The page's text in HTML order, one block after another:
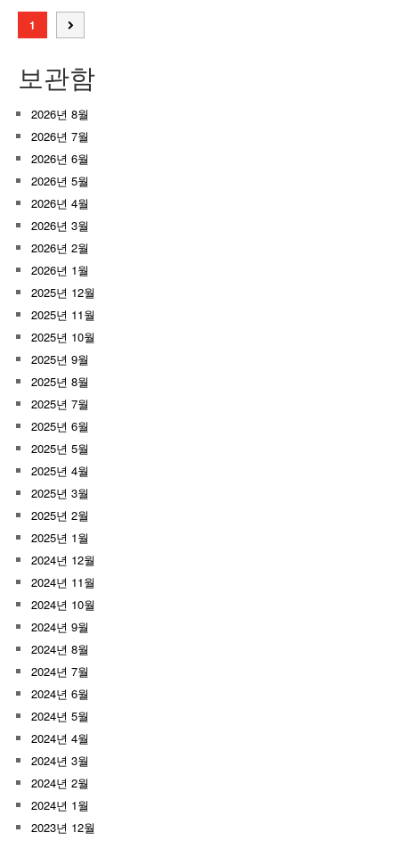
1
보관함
2026년 8월
2026년 7월
2026년 6월
2026년 5월
2026년 4월
2026년 3월
2026년 2월
2026년 1월
2025년 12월
2025년 11월
2025년 10월
2025년 9월
2025년 8월
2025년 7월
2025년 6월
2025년 5월
2025년 4월
2025년 3월
2025년 2월
2025년 1월
2024년 12월
2024년 11월
2024년 10월
2024년 9월
2024년 8월
2024년 7월
2024년 6월
2024년 5월
2024년 4월
2024년 3월
2024년 2월
2024년 1월
2023년 12월